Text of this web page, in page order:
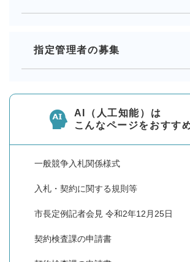
指定管理者の募集
AI（人工知能）は
こんなページをおすす
一般競争入札関係様式
入札・契約に関する規則等
市長定例記者会見 令和2年12月25日
契約検査課の申請書